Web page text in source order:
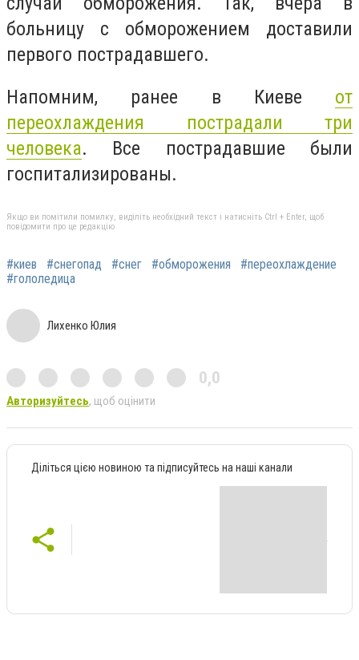
больницу с обморожением доставили
первого пострадавшего.
Напомним, ранее в Киеве от
переохлаждения пострадали три
человека. Все пострадавшие были
госпитализированы.
Якщо ви помітили помилку, виділіть необхідний текст і натисніть Ctrl + Enter, щоб
повідомити про це редакцію
#киев #снегопад #снег #обморожения
#переохлаждение
#гололедица
Лихенко Юлия
0,0
Авторизуйтесь, щоб оцінити
Діліться цією новиною та підписуйтесь на наші канали